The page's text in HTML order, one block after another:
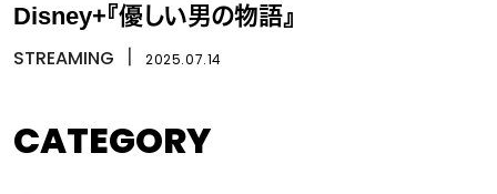
Disney+『優しい男の物語』
STREAMING 2025.07.14
CATEGORY